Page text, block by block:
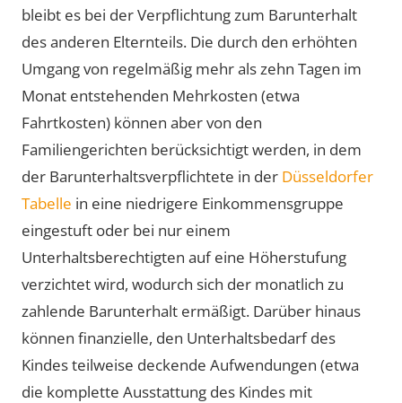
bleibt es bei der Verpflichtung zum Barunterhalt
des anderen Elternteils. Die durch den erhöhten
Umgang von regelmäßig mehr als zehn Tagen im
Monat entstehenden Mehrkosten (etwa
Fahrtkosten) können aber von den
Familiengerichten berücksichtigt werden, in dem
der Barunterhaltsverpflichtete in der Düsseldorfer
Tabelle in eine niedrigere Einkommensgruppe
eingestuft oder bei nur einem
Unterhaltsberechtigten auf eine Höherstufung
verzichtet wird, wodurch sich der monatlich zu
zahlende Barunterhalt ermäßigt. Darüber hinaus
können finanzielle, den Unterhaltsbedarf des
Kindes teilweise deckende Aufwendungen (etwa
die komplette Ausstattung des Kindes mit